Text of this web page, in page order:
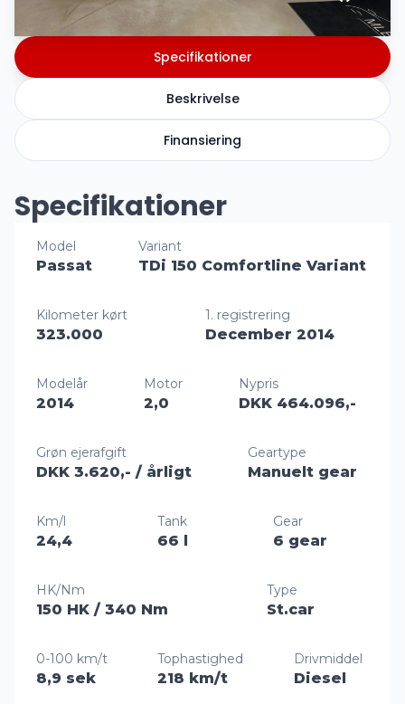
Specifikationer
Beskrivelse
Finansiering
Specifikationer
Model
Passat
Variant
TDi 150 Comfortline Variant
Kilometer kørt
323.000
1. registrering
December 2014
Modelår
2014
Motor
2,0
Nypris
DKK 464.096,-
Grøn ejerafgift
DKK 3.620,- / årligt
Geartype
Manuelt gear
Km/l
24,4
Tank
66 l
Gear
6 gear
HK/Nm
150 HK / 340 Nm
Type
St.car
0-100 km/t
8,9 sek
Tophastighed
218 km/t
Drivmiddel
Diesel